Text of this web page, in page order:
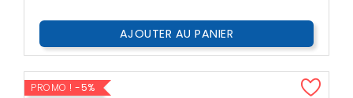
AJOUTER AU PANIER
PROMO ! -5%